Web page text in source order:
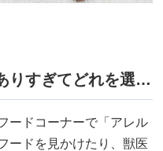
アレルギー食｜たくさんありすぎてどれを選んでいいか分からない？種類と使い分けについて
ードコーナーで「アレル
ードを見かけたり、獣医